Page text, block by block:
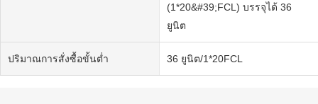
(1*20&#39;FCL) บรรจุได้ 36
ยูนิต
ปริมาณการสั่งซื้อขั้นต่ำ 36 ยูนิต/1*20FCL